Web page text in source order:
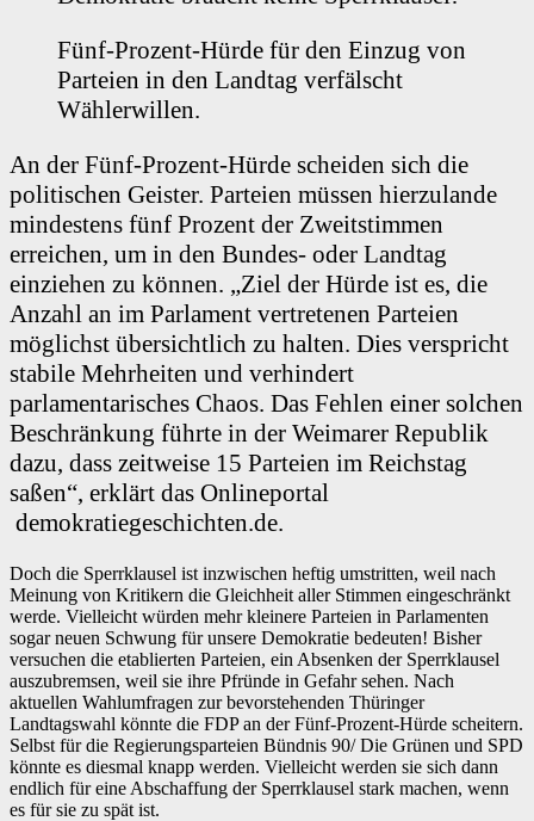
Fünf-Prozent-Hürde für den Einzug von
Parteien in den Landtag verfälscht
Wählerwillen.
An der Fünf-Prozent-Hürde scheiden sich die
politischen Geister. Parteien müssen hierzulande
mindestens fünf Prozent der Zweitstimmen
erreichen, um in den Bundes- oder Landtag
einziehen zu können. „Ziel der Hürde ist es, die
Anzahl an im Parlament vertretenen Parteien
möglichst übersichtlich zu halten. Dies verspricht
stabile Mehrheiten und verhindert
parlamentarisches Chaos. Das Fehlen einer solchen
Beschränkung führte in der Weimarer Republik
dazu, dass zeitweise 15 Parteien im Reichstag
saßen“, erklärt das Onlineportal
demokratiegeschichten.de.
Doch die Sperrklausel ist inzwischen heftig umstritten, weil nach
Meinung von Kritikern die Gleichheit aller Stimmen eingeschränkt
werde. Vielleicht würden mehr kleinere Parteien in Parlamenten
sogar neuen Schwung für unsere Demokratie bedeuten! Bisher
versuchen die etablierten Parteien, ein Absenken der Sperrklausel
auszubremsen, weil sie ihre Pfründe in Gefahr sehen. Nach
aktuellen Wahlumfragen zur bevorstehenden Thüringer
Landtagswahl könnte die FDP an der Fünf-Prozent-Hürde scheitern.
Selbst für die Regierungsparteien Bündnis 90/ Die Grünen und SPD
könnte es diesmal knapp werden. Vielleicht werden sie sich dann
endlich für eine Abschaffung der Sperrklausel stark machen, wenn
es für sie zu spät ist.